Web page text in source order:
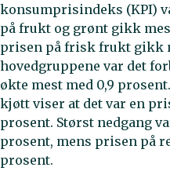
konsumprisindeks (KPI)
på frukt og grønt gikk
prisen på frisk frukt gikk
hovedgruppene var det
økte mest med 0,9
kjøtt viser at det var en
prosent. Størst nedgang
prosent, mens prisen på
prosent.